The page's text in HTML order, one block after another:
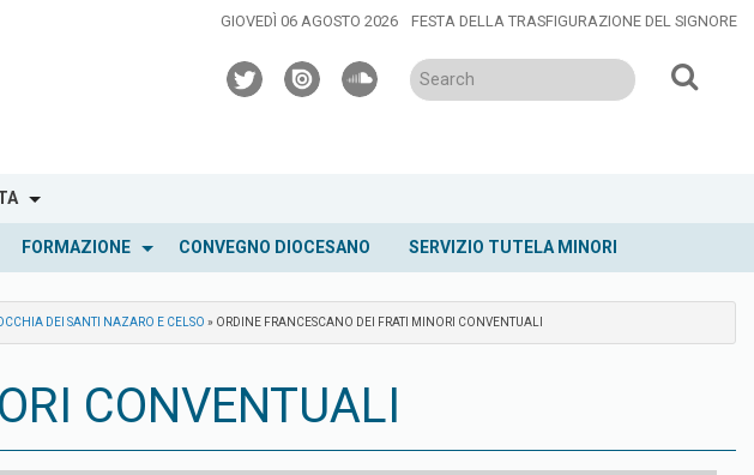
GIOVEDÌ 06 AGOSTO 2026 FESTA DELLA TRASFIGURAZIONE DEL SIGNORE
twitterissuusoundcloud
FORMAZIONE CONVEGNO DIOCESANO SERVIZIO TUTELA MINORI
DEI SANTI NAZARO E CELSO » ORDINE FRANCESCANO DEI FRATI MINORI CONVENTUALI
CONVENTUALI